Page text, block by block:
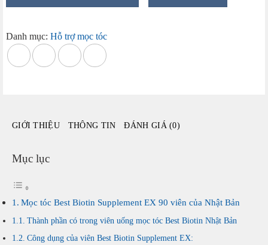
Biotin
Supplement
EX
Bản
lượng
Danh mục: Hỗ trợ mọc tóc
GIỚI THIỆU THÔNG TIN ĐÁNH GIÁ (0)
Mục lục
Mọc tóc Best Biotin Supplement EX 90 viên của Nhật Bản
Thành phần có trong viên uống mọc tóc Best Biotin Nhật Bản
Công dụng của viên Best Biotin Supplement EX: